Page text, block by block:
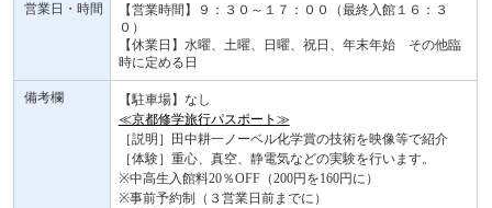
営業日・時間
【営業時間】９：３０～１７：００（最終入館１６：３
０）
【休業日】水曜、土曜、日曜、祝日、年末年始 その他臨
時に定める日
備考欄
【駐車場】なし
≪京都修学旅行パスポート≫
［説明］田中耕一ノーベル化学賞の技術を映像等で紹介
［体験］重心、真空、静電気などの実験を行います。
※中高生入館料20％OFF（200円を160円に）
※事前予約制（３営業日前までに）